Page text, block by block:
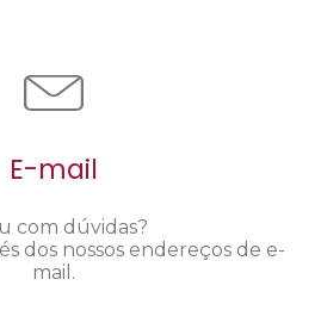
E-mail
com dúvidas?
dos nossos endereços de e-
mail.